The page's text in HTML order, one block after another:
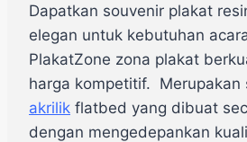
Dapatkan souvenir plakat
elegan untuk kebutuhan
PlakatZone zona plakat
harga kompetitif. Merupakan
akrilik flatbed yang dibuat
dengan mengedepankan